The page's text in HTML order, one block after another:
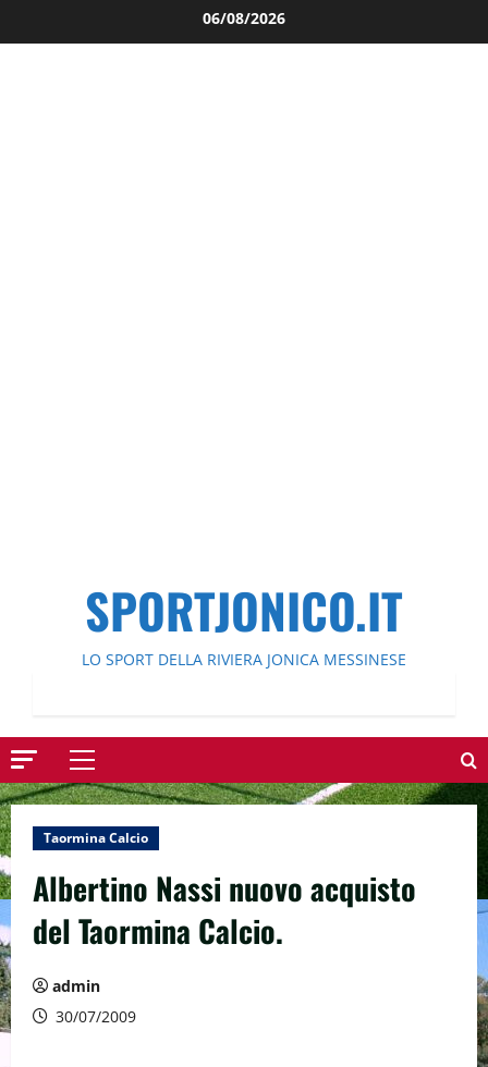
al
06/08/2026
SPORTJONICO.IT
LO SPORT DELLA RIVIERA JONICA MESSINESE
Menu
principale
Taormina Calcio
Albertino Nassi nuovo acquisto
del Taormina Calcio.
admin
30/07/2009